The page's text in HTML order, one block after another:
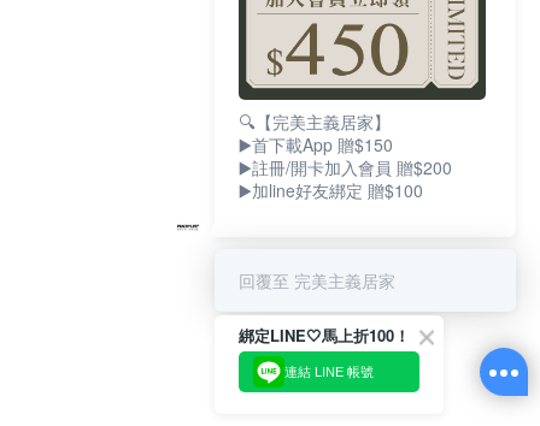
🔍【完美主義居家】
▶️首下載App 贈$150
▶️註冊/開卡加入會員 贈$200
▶️加line好友綁定 贈$100
回覆至 完美主義居家
綁定LINE🤍馬上折100！
連結 LINE 帳號